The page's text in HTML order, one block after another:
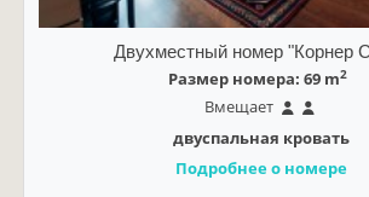
Двухместный номер "Корнер
Размер номера: 69 m2
Вмещает
двуспальная кровать
Подробнее о номере